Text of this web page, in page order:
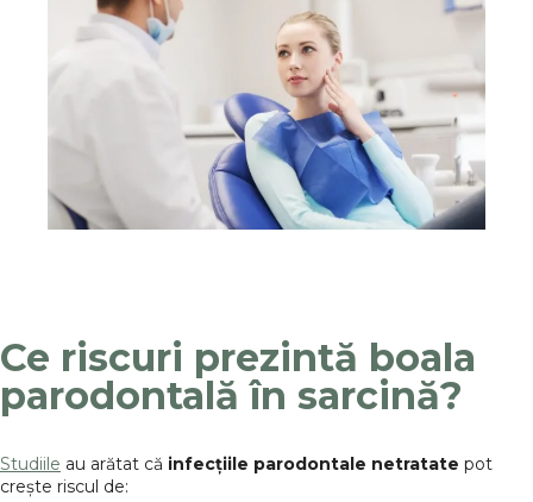
Ce riscuri prezintă boala
parodontală în sarcină?
Studiile au arătat că infecțiile parodontale netratate pot
crește riscul de: